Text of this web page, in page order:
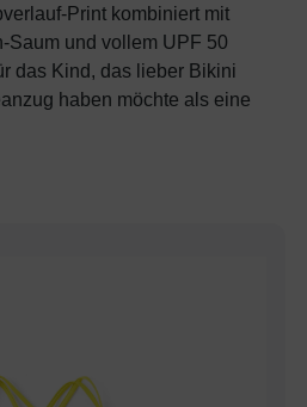
Print kombiniert mit
Saum und vollem UPF 50
das Kind, das lieber Bikini
haben möchte als eine